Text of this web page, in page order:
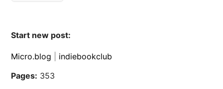
Start new post:
Micro.blog
indiebookclub
Pages: 353